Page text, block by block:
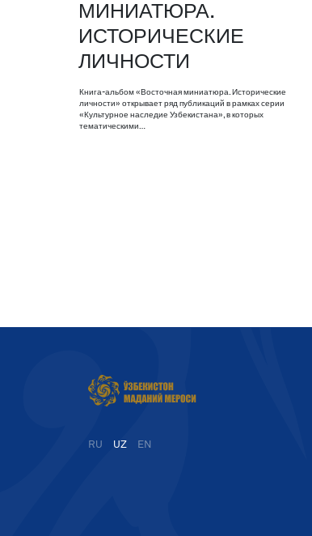
МИНИАТЮРА.
ИСТОРИЧЕСКИЕ
ЛИЧНОСТИ
Книга-альбом «Восточная миниатюра. Исторические
личности» открывает ряд публикаций в рамках серии
«Культурное наследие Узбекистана», в которых
тематическими…
RU UZ EN